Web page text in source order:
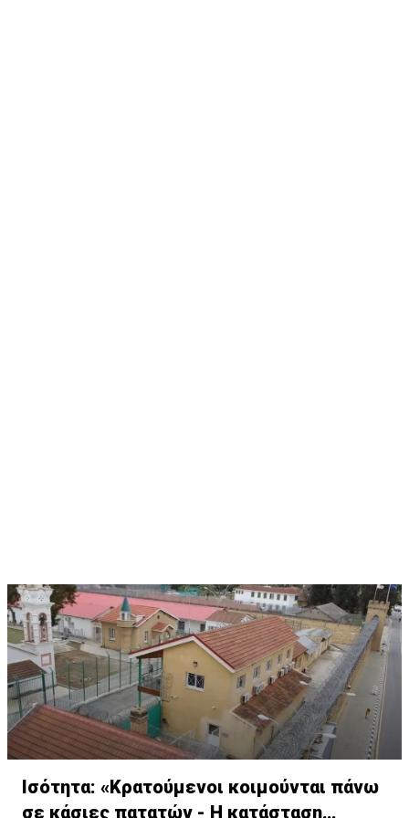
Ισότητα: «Κρατούμενοι κοιμούνται πάνω
σε κάσιες πατατών - Η κατάσταση